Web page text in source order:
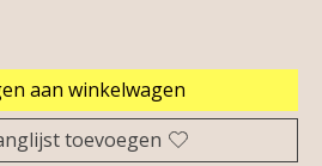
aan winkelwagen
toevoegen